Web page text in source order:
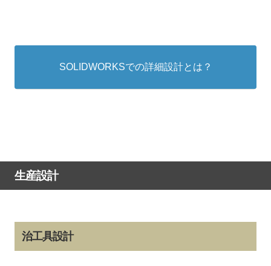
SOLIDWORKSでの詳細設計とは？
生産設計
治工具設計